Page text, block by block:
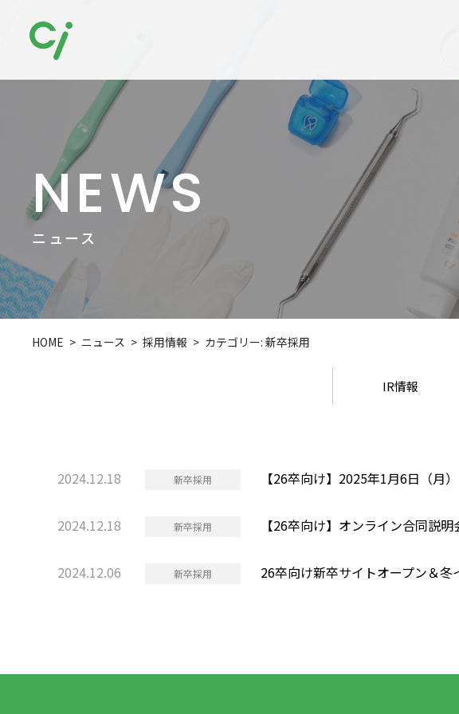
NEWS
ニュース
HOME ニュース 採用情報 カテゴリー: 新卒採用
IR情報
2024.12.18 新卒採用 【26卒向け】2025年1月6日（月
2024.12.18 新卒採用 【26卒向け】オンライン合同説
2024.12.06 新卒採用 26卒向け新卒サイトオープン＆